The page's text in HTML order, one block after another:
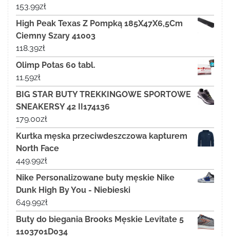
153.99zł
High Peak Texas Z Pompką 185X47X6,5Cm
Ciemny Szary 41003
118.39zł
Olimp Potas 60 tabl.
11.59zł
BIG STAR BUTY TREKKINGOWE SPORTOWE
SNEAKERSY 42 II174136
179.00zł
Kurtka męska przeciwdeszczowa kapturem
North Face
449.99zł
Nike Personalizowane buty męskie Nike
Dunk High By You - Niebieski
649.99zł
Buty do biegania Brooks Męskie Levitate 5
1103701D034